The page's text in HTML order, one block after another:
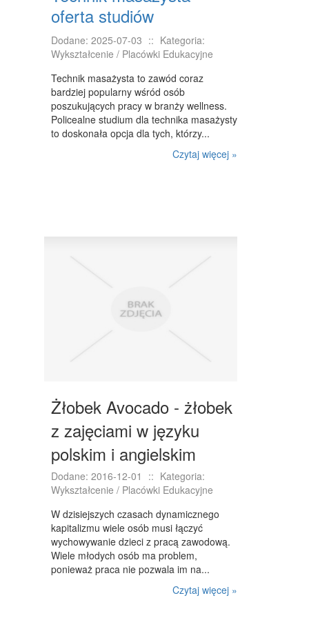
NIERUCHOMOŚCI, DZIAŁKI
DOMY, MIESZKANIA
WYKSZTAŁCENIE
PLACÓWKI EDUKACYJNE
KURSY JĘZYKOWE
KURSY I SZKOLENIA
WYPOSAŻENIE WNĘTRZ
ELEKTRONIKA, RTV, AGD
ART. DLA ZWIERZĄT
OGRÓD, ROŚLINY
CHEMIA
ART. SPOŻYWCZE
MATERIAŁY EKSPLOATACYJNE
INNE SKLEPY
SPRZĘT
oferta studiów
Dodane: 2025-07-03 :: Kategoria:
Wykształcenie / Placówki Edukacyjne
Technik masażysta to zawód coraz
bardziej popularny wśród osób
poszukujących pracy w branży wellness.
Policealne studium dla technika masażysty
to doskonała opcja dla tych, którzy...
Czytaj więcej »
Żłobek Avocado - żłobek
z zajęciami w języku
polskim i angielskim
Dodane: 2016-12-01 :: Kategoria:
Wykształcenie / Placówki Edukacyjne
W dzisiejszych czasach dynamicznego
kapitalizmu wiele osób musi łączyć
wychowywanie dzieci z pracą zawodową.
Wiele młodych osób ma problem,
ponieważ praca nie pozwala im na...
Czytaj więcej »